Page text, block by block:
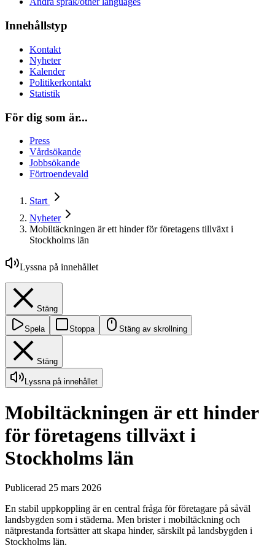
Innehållstyp
Kontakt
Nyheter
Kalender
Politikerkontakt
Statistik
För dig som är...
Press
Vårdsökande
Jobbsökande
Förtroendevald
Start
Nyheter
Mobiltäckningen är ett hinder för företagens tillväxt i
Stockholms län
Lyssna på innehållet
Stäng
Spela Stoppa Stäng av skrollning
Stäng
Lyssna på innehållet
Mobiltäckningen är ett hinder
för företagens tillväxt i
Stockholms län
Publicerad 25 mars 2026
En stabil uppkoppling är en central fråga för företagare på såväl
landsbygden som i städerna. Men brister i mobiltäckning och
nätprestanda fortsätter att skapa hinder, särskilt på landsbygden i
Stockholms län.